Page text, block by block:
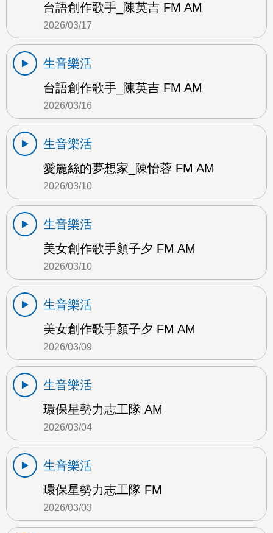
台語創作歌手_陳英吉 FM AM
2026/03/17
生音樂活
台語創作歌手_陳英吉 FM AM
2026/03/16
生音樂活
愛麗絲的夢想家_陳怡蓉 FM AM
2026/03/10
生音樂活
美女創作歌手顏子夕 FM AM
2026/03/10
生音樂活
美女創作歌手顏子夕 FM AM
2026/03/09
生音樂活
環保星勢力志工隊 AM
2026/03/04
生音樂活
環保星勢力志工隊 FM
2026/03/03